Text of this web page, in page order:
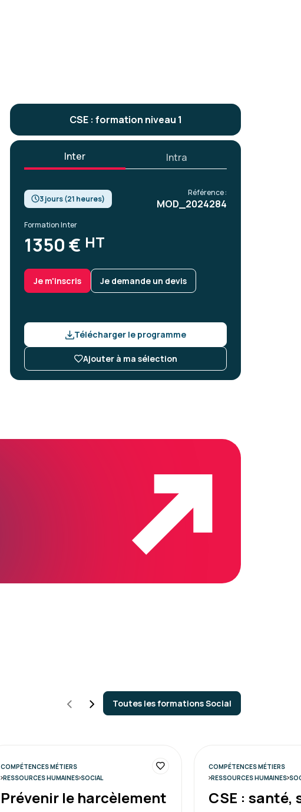
CSE : formation niveau 1
Inter Intra
3 jours (21 heures)
Référence :
MOD_2024284
Formation Inter
1350 € HT
Je m'inscris Je demande un devis
Télécharger le programme
Ajouter à ma sélection
Toutes les formations Social
COMPÉTENCES MÉTIERS
RESSOURCES HUMAINES SOCIAL
Prévenir le harcèlement
COMPÉTENCES MÉTIERS
RESSOURCES HUMAINES
CSE : santé,